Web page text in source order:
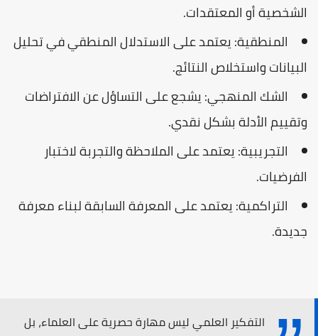
الشخصية أو المعتقدات.
المنطقية: يعتمد على الاستدلال المنطقي في تحليل
البيانات واستخلاص النتائج.
الشك المنهجي: يشجع على التساؤل عن الافتراضات
وتقييم الأدلة بشكل نقدي.
التجريبية: يعتمد على الملاحظة والتجربة لاختبار
الفرضيات.
التراكمية: يعتمد على المعرفة السابقة لبناء معرفة
جديدة.
التفكير العلمي ليس مهارة حصرية على العلماء، بل